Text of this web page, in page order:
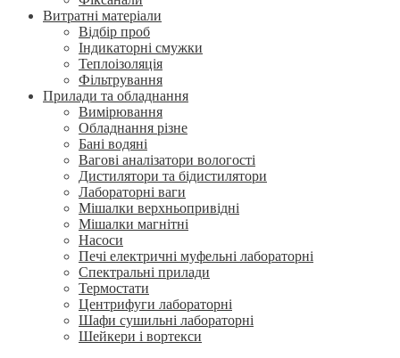
Витратні матеріали
Відбір проб
Індикаторні смужки
Теплоізоляція
Фільтрування
Прилади та обладнання
Вимірювання
Обладнання різне
Бані водяні
Вагові аналізатори вологості
Дистилятори та бідистилятори
Лабораторні ваги
Мішалки верхньопривідні
Мішалки магнітні
Насоси
Печі електричні муфельні лабораторні
Спектральні прилади
Термостати
Центрифуги лабораторні
Шафи сушильні лабораторні
Шейкери і вортекси